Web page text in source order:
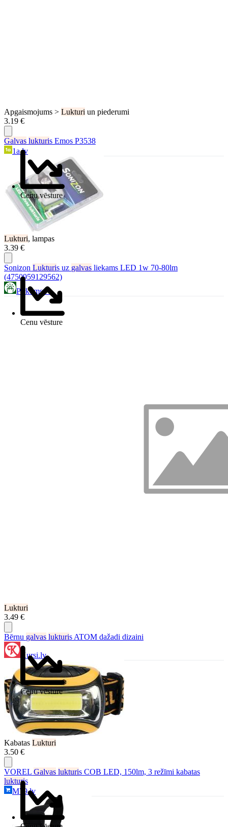
Apgaismojums > Lukturi un piederumi
3.19 €
Cenu vēsture
Galvas lukturis Emos P3538
1a.lv
Lukturi, lampas
3.39 €
Cenu vēsture
Sonizon Lukturis uz galvas liekams LED 1w 70-80lm
(4750959129562)
Pirkums.lv
Lukturi
3.49 €
Cenu vēsture
Bērnu galvas lukturis ATOM dažadi dizaini
Kursi.lv
Kabatas Lukturi
3.50 €
VOREL Galvas lukturis COB LED, 150lm, 3 režīmi kabatas
lukturis
M79.lv